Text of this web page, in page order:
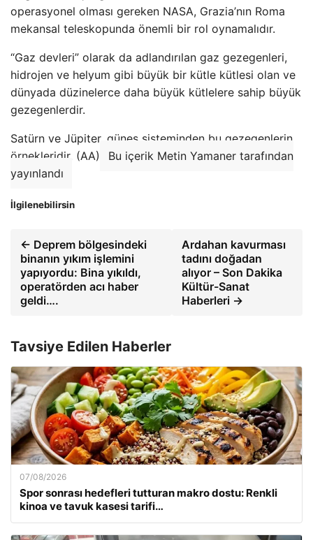
operasyonel olması gereken NASA, Grazia’nın Roma
mekansal teleskopunda önemli bir rol oynamalıdır.
“Gaz devleri” olarak da adlandırılan gaz gezegenleri,
hidrojen ve helyum gibi büyük bir kütle kütlesi olan ve
dünyada düzinelerce daha büyük kütlelere sahip büyük
gezegenlerdir.
Satürn ve Jüpiter, güneş sisteminden bu gezegenlerin
örnekleridir. (AA)
Bu içerik Metin Yamaner tarafından
yayınlandı
İlgilenebilirsin
← Deprem bölgesindeki
binanın yıkım işlemini
yapıyordu: Bina yıkıldı,
operatörden acı haber
geldi….
Ardahan kavurması
tadını doğadan
alıyor – Son Dakika
Kültür-Sanat
Haberleri →
Tavsiye Edilen Haberler
07/08/2026
Spor sonrası hedefleri tutturan makro dostu: Renkli
kinoa ve tavuk kasesi tarifi…